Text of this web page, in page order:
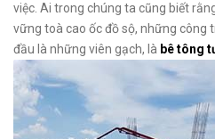
việc. Ai trong chúng ta cũng biết
vững toà cao ốc đồ sộ, những công
đầu là những viên gạch, là bê tông